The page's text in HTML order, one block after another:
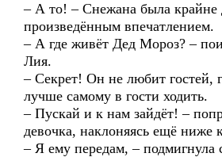
– А то! – Снежана была крайне
произведённым впечатлением.
– А где живёт Дед Мороз? –
Лия.
– Секрет! Он не любит гостей,
лучше самому в гости ходить.
– Пускай и к нам зайдёт! –
девочка, наклоняясь ещё ниже
– Я ему передам, – подмигнула